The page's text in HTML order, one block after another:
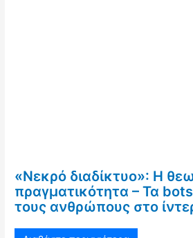
«Νεκρό διαδίκτυο»: Η
πραγματικότητα – Τα
τους ανθρώπους στο